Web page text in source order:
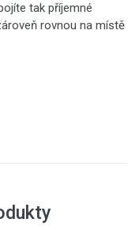
tak příjemné
rovnou na místě